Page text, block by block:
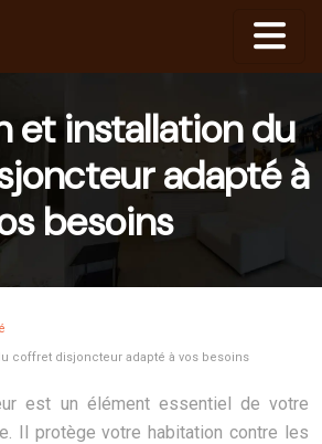
et installation du
adapté à
besoins
coffret disjoncteur adapté à vos besoins
est un élément essentiel de votre
Il protège votre habitation contre les